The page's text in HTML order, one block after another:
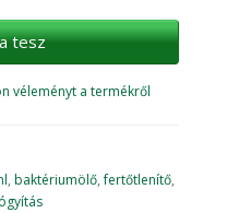
tesz
véleményt a termékről
, baktériumölő,fertőtlenítő,